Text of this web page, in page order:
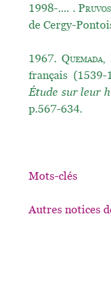
1998-.... .
de Cergy-
1967. Quemada,
français
Étude sur leur
p.567-634.
Mots-clés
Autres notices